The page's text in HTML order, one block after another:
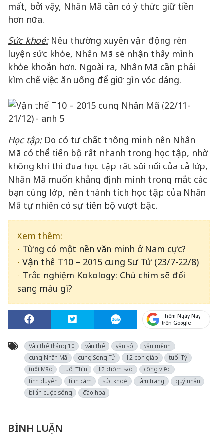
mất, bởi vậy, Nhân Mã cần có ý thức giữ tiền
hơn nữa.
Sức khoẻ:Nếu thường xuyên vận động rèn
luyện sức khỏe, Nhân Mã sẽ nhận thấy mình
khỏe khoắn hơn. Ngoài ra, Nhân Mã cần phải
kìm chế việc ăn uống để giữ gìn vóc dáng.
Học tập:Do có tư chất thông minh nên Nhân
Mã có thể tiến bộ rất nhanh trong học tập, nhờ
không khí thi đua học tập rất sôi nổi của cả lớp,
Nhân Mã muốn khẳng định mình trong mắt các
bạn cùng lớp, nên thành tích học tập của Nhân
Mã tự nhiên có sự tiến bộ vượt bậc.
Xem thêm:
- Từng có một nền văn minh ở Nam cực?
- Vận thế T10 – 2015 cung Sư Tử (23/7-22/8)
- Trắc nghiệm Kokology: Chú chim sẽ đổi
sang màu gì?
Thêm Ngày Nay
trên Google
Vận thế tháng 10 vận thế vận số
vận mệnh
cung Nhân Mã
cung Song Tử 12 con giáp
tuổi Tý
tuổi Mão
tuổi Thìn 12 chòm sao
công việc
tình duyên
tình cảm sức khoẻ tâm trạng
quý nhân
bí ẩn cuộc sống
đào hoa
BÌNH LUẬN